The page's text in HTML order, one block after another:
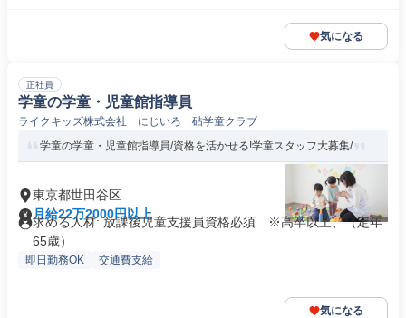
気になる
正社員
学童の学童・児童館指導員
ライクキッズ株式会社 にじいろ 砧学童クラブ
学童の学童・児童館指導員/資格を活かせる!学童スタッフ大募集/
東京都世田谷区
月給22万2000円以上
求める人材: 放課後児童支援員資格必須 ※高卒以上、（定年
65歳）
即日勤務OK 交通費支給
気になる